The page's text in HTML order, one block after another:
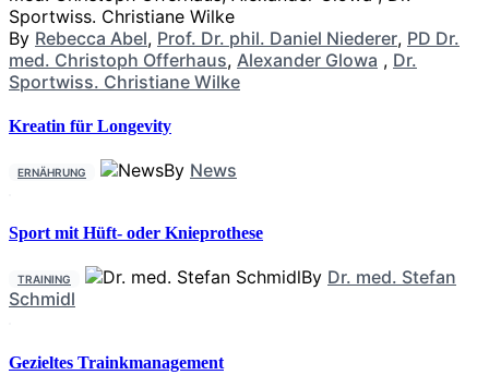
By Rebecca Abel, Prof. Dr. phil. Daniel Niederer, PD Dr.
med. Christoph Offerhaus, Alexander Glowa , Dr.
Sportwiss. Christiane Wilke
Kreatin für Longevity
ERNÄHRUNG By News
Sport mit Hüft- oder Knieprothese
TRAINING By Dr. med. Stefan
Schmidl
Gezieltes Trainkmanagement